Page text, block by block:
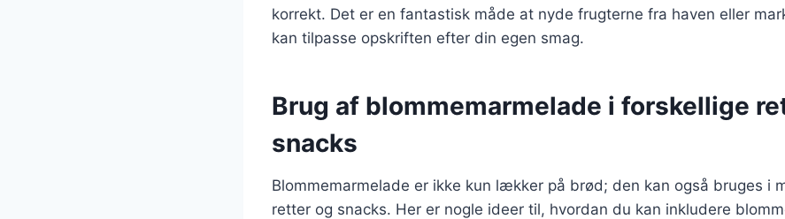
korrekt. Det er en fantastisk måde at nyde frugterne fra haven eller
kan tilpasse opskriften efter din egen smag.
Brug af blommemarmelade i forskellige
snacks
Blommemarmelade er ikke kun lækker på brød; den kan også bruges i
retter og snacks. Her er nogle ideer til, hvordan du kan inkludere